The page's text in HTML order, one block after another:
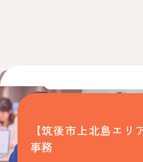
【筑後市上北島エ
事務